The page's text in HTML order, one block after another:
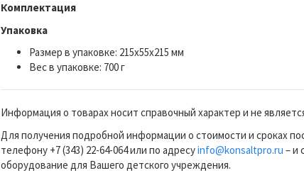
Комплектация
Упаковка
Размер в упаковке: 215x55x215 мм
Вес в упаковке: 700 г
Информация о товарах носит справочный характер и не
Для получения подробной информации о стоимости и сроках
телефону +7 (343) 22-64-064 или по адресуinfo@konsaltpro.ru – и
оборудование для Вашего детского учреждения.